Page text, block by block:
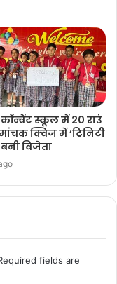
कॉन्वेंट स्कूल में 20 राउं
क्विज में ‘ट्रिनिटी
विजेता
fields are